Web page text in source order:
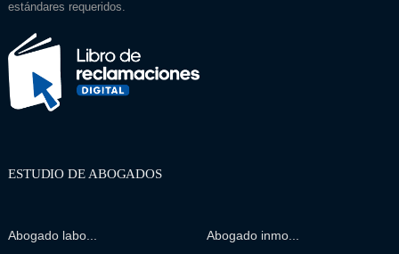
estándares requeridos.
ESTUDIO DE ABOGADOS
Abogado labo... Abogado inmo...